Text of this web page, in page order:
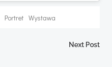
Portret Wystawa
Nawigacja
Next Post